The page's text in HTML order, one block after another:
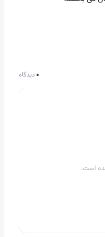
0دیدگاه
است.